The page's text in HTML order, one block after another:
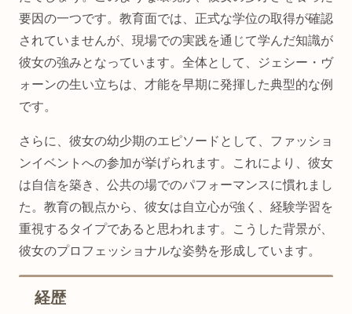
要因の一つです。教育面では、正式な学位の取得が確認
されていませんが、現場での実践を通じて学んだ知識が
彼女の強みとなっています。全体として、ジェシー・ヴ
ォーンの生い立ちは、才能を早期に発揮した典型的な例
です。
さらに、彼女の幼少期のエピソードとして、ファッショ
ンイベントへの参加が挙げられます。これにより、彼女
は自信を築き、公共の場でのパフォーマンスに慣れまし
た。教育の観点から、彼女は自立心が強く、経験学習を
重視するタイプであると思われます。こうした背景が、
彼女のプロフェッショナルな姿勢を形成しています。
経歴